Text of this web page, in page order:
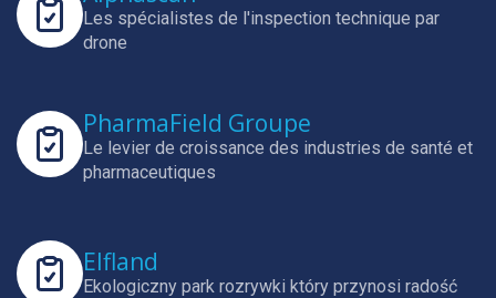
Les spécialistes de l'inspection technique par
drone
PharmaField Groupe
Le levier de croissance des industries de santé et
pharmaceutiques
Elfland
Ekologiczny park rozrywki który przynosi radość